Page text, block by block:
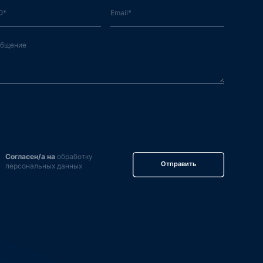
Согласен/а наобработку
персональных данных
Отправить